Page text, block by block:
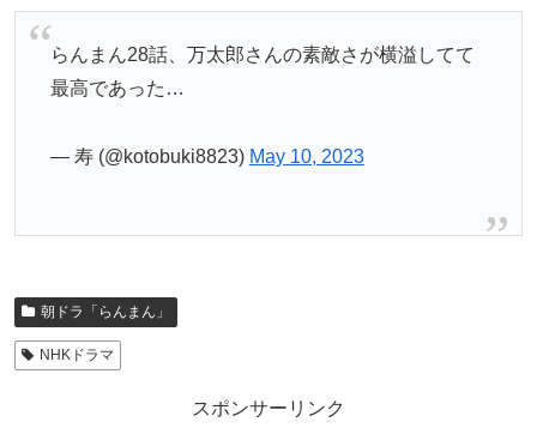
らんまん28話、万太郎さんの素敵さが横溢してて
最高であった…
— 寿 (@kotobuki8823) May 10, 2023
朝ドラ「らんまん」
NHKドラマ
スポンサーリンク